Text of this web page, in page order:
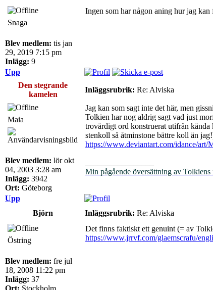
Snaga
Blev medlem: tis jan
29, 2019 7:15 pm
Inlägg: 9
Ingen som har någon aning hur jag kan
Upp
Den stegrande
kamelen
Inläggsrubrik: Re: Alviska
Maia
Blev medlem: lör okt
04, 2003 3:28 am
Inlägg: 3942
Ort: Göteborg
Jag kan som sagt inte det här, men
Tolkien har nog aldrig sagt vad just
trovärdigt ord konstruerat utifrån kända
stenkoll så åtminstone bättre koll än
https://www.deviantart.com/idance/art/
Min pågående översättning av Tolkiens
Upp
Björn
Inläggsrubrik: Re: Alviska
Östring
Blev medlem: fre jul
18, 2008 11:22 pm
Inlägg: 37
Ort: Stockholm
Det finns faktiskt ett genuint (= av
https://www.jrrvf.com/glaemscrafu/